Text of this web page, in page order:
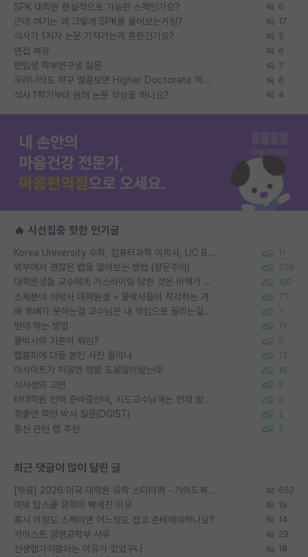
SPK 대학원 현실적으로 가능한 스펙인가요? 6
근데 여기는 왜 그렇게 SPK를 물어보는거임? 17
석사가 1저자 논문 가져가는게 흔한건가요? 5
면접 복장 6
편입생 학부연구생 질문 7
우리나라도 학구 열풍보면 Higher Doctorate 학위가 필요하다고 봅니다. 6
석사 1학기부터 원래 논문 작성을 하나요? 4
🔥 시선집중 핫한 인기글
Korea University 수학, 컴퓨터과학 이학사, UC Berkeley 산업공학 대학원 공학박사가 되는 것은 쉽지 않겠죠? 11
외부에서 괜찮은 랩을 알아보는 방법 (장문주의) 278
대학원생들 교수에게 가스라이팅 당한 것은 이해가 갑니다. 안타깝네요. 120
소재분야 석박사 대학원생 + 물박사들이 착각하는 거 77
왜 후배가 못하는걸 교수님은 내 책임으로 돌리는걸까요? 7
편애 하는 방법 17
물박사의 기준이 뭐임? 9
랩홈피에 다들 본인 사진 올리냐 13
이사이트가 처음엔 정말 도움많이됐는데 16
석사생의 고민 2
타대학원 컨텍 준비중인데, 지도교수님께는 언제 말씀드려야 할까요? 2
정출연 학연 박사 질문(DGIST) 2
통신 관련 랩 추천 2
최근 댓글이 많이 달린 글
[무료] 2026 미국 대학원 유학 스타터팩 - 가이드북 & 합격자 컨택메일 템플릿 652
미박 탑스쿨 유학이 빡세진 이유 19
혹시 이정도 스펙이면 어느정도 잡고 준비해야하나요? 14
카이스트 경영공학부 서류 29
신생랩가지말라는 이유가 있었구나 18